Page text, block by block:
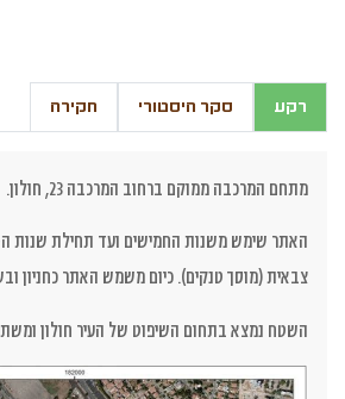
רקע סקר היסטורי חקירה
מתחם המרכבה ממוקם ברחוב המרכבה 23, חולון.
צבאית (מוסך טנקים). כיום משמש האתר כחניון
השטח נמצא בתחום השיפוט של העיר חולון ומשתרע על